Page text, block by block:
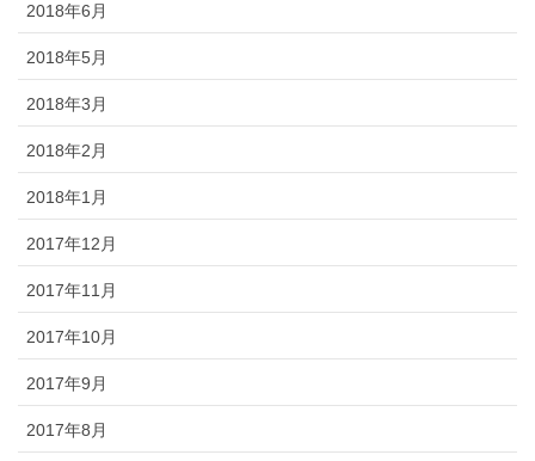
2018年6月
2018年5月
2018年3月
2018年2月
2018年1月
2017年12月
2017年11月
2017年10月
2017年9月
2017年8月